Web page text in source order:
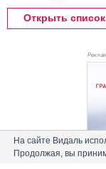
Открыть
На сайте Видаль
Продолжая, вы